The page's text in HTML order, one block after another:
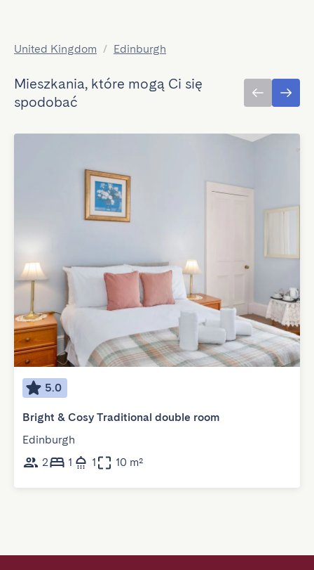
United Kingdom / Edinburgh
Mieszkania, które mogą Ci się
spodobać
5.0
Bright & Cosy Traditional double room
Edinburgh
2
1 1 10 m²